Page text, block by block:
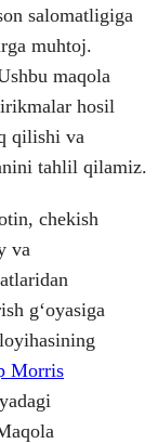
salomatligiga
muhtoj.
maqola
hosil
qilishi va
tahlil qilamiz.
chekish
va
gʻoyasiga
Morris